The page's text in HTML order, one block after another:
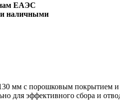
ЕАЭС
наличными
мм с порошковым покрытием
для эффективного сбора и